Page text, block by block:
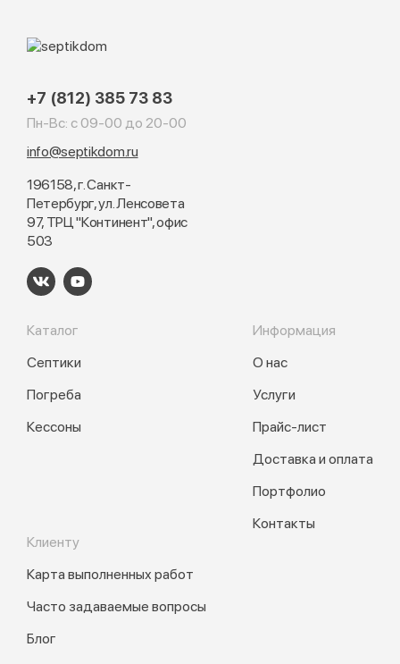
+7 (812) 385 73 83
Пн-Вс: с 09-00 до 20-00
info@septikdom.ru
196158, г. Санкт-
Петербург, ул. Ленсовета
97, ТРЦ "Континент", офис
503
Каталог
Септики
Погреба
Кессоны
Информация
О нас
Услуги
Прайс-лист
Доставка и оплата
Портфолио
Контакты
Клиенту
Карта выполненных работ
Часто задаваемые вопросы
Блог